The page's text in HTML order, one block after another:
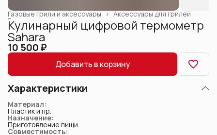
Аксессуары для грилей
Газовые грили и аксессуары ›
Главная
Кулинарный цифровой термометр
Sahara
10 500 ₽
Добавить в корзину
Характеристики
Материал:
Пластик и пр.
Назначение:
Приготовление пищи
Совместимость: